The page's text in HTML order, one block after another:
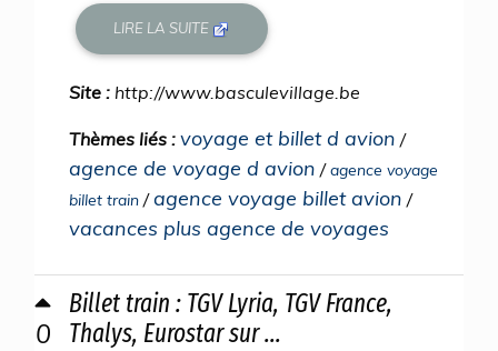
LIRE LA SUITE
Site : http://www.basculevillage.be
Thèmes liés : voyage et billet d avion /
agence de voyage d avion /agence voyage
billet train /agence voyage billet avion /
vacances plus agence de voyages
0
Billet train : TGV Lyria, TGV France,
Thalys, Eurostar sur ...